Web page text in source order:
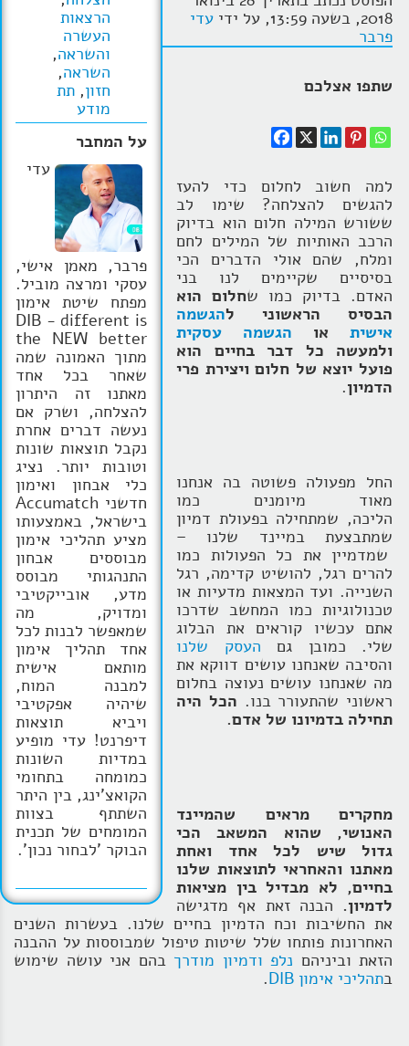
הרצאות
הרצאות
העשרה
והשראה,
השראה,
חזון, תת
מודע
על המחבר
עדי
פרבר, מאמן אישי,
עסקי ומרצה מוביל.
מפתח שיטת אימון
DIB - different is
the NEW better
מתוך האמונה שמה
שאחר בכל אחד
מאתנו זה היתרון
להצלחה, ושרק אם
נעשה דברים אחרת
נקבל תוצאות שונות
וטובות יותר. נציג
כלי אבחון ואימון
חדשני Accumatch
בישראל, באמצעותו
מציע תהליכי אימון
מבוססים אבחון
התנהגותי מבוסס
מדע, אובייקטיבי
ומדויק, מה
שמאפשר לבנות לכל
אחד תהליך אימון
מותאם אישית
למבנה המוח,
שיהיה אפקטיבי
ויביא תוצאות
דיפרנט! עדי מופיע
במדיות השונות
כמומחה בתחומי
הקואצ'ינג, בין היתר
השתתף בצוות
המומחים של תכנית
הבוקר 'לבחור נכון'.
2018, בשעה 13:59, על ידי
עדי
פרבר
שתפו אצלכם
למה חשוב לחלום כדי להעז
להגשים להצלחה? שימו לב
ששורש המילה חלום הוא בדיוק
הרכב האותיות של המילים לחם
ומלח, שהם אולי הדברים הכי
בסיסיים שקיימים לנו בני
האדם. בדיוק כמו שחלום הוא
הבסיס הראשוני להגשמה
אישית או הגשמה עסקית
ולמעשה כל דבר בחיים הוא
פועל יוצא של חלום ויצירת פרי
הדמיון.
החל מפעולה פשוטה בה אנחנו
מאוד מיומנים כמו
הליכה, שמתחילה בפעולת דמיון
שמתבצעת במיינד שלנו –
שמדמיין את כל הפעולות כמו
להרים רגל, להושיט קדימה, רגל
השנייה. ועד המצאות מדעיות או
טכנולוגיות כמו המחשב שדרכו
אתם עכשיו קוראים את הבלוג
שלי. כמובן גם העסק שלנו
והסיבה שאנחנו עושים דווקא את
מה שאנחנו עושים נעוצה בחלום
ראשוני שהתעורר בנו. הכל היה
תחילה בדמיונו של אדם.
מחקרים מראים שהמיינד
האנושי, שהוא המשאב הכי
גדול שיש לכל אחד ואחת
מאתנו והאחראי לתוצאות שלנו
בחיים, לא מבדיל בין מציאות
לדמיון. הבנה זאת אף מדגישה
את החשיבות וכח הדמיון בחיים שלנו. בעשרות השנים
האחרונות פותחו שלל שיטות טיפול שמבוססות על ההבנה
הזאת וביניהם נלפ ודמיון מודרך בהם אני עושה שימוש
בתהליכי אימון DIB .